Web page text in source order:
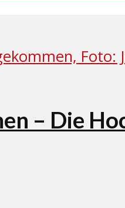
– Die